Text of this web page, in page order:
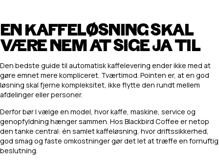
EN KAFFELØSNING SKAL
VÆRE NEM AT SIGE JA TIL
Den bedste guide til automatisk kaffelevering ender ikke med at
gøre emnet mere kompliceret. Tværtimod. Pointen er, at en god
løsning skal fjerne kompleksitet, ikke flytte den rundt mellem
afdelinger eller personer.
Derfor bør I vælge en model, hvor kaffe, maskine, service og
genopfyldning hænger sammen. Hos Blackbird Coffee er netop
den tanke central: én samlet kaffeløsning, hvor driftssikkerhed,
god smag og faste omkostninger gør det let at træffe en fornuftig
beslutning.